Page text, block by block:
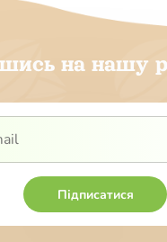
на нашу
Підписатися